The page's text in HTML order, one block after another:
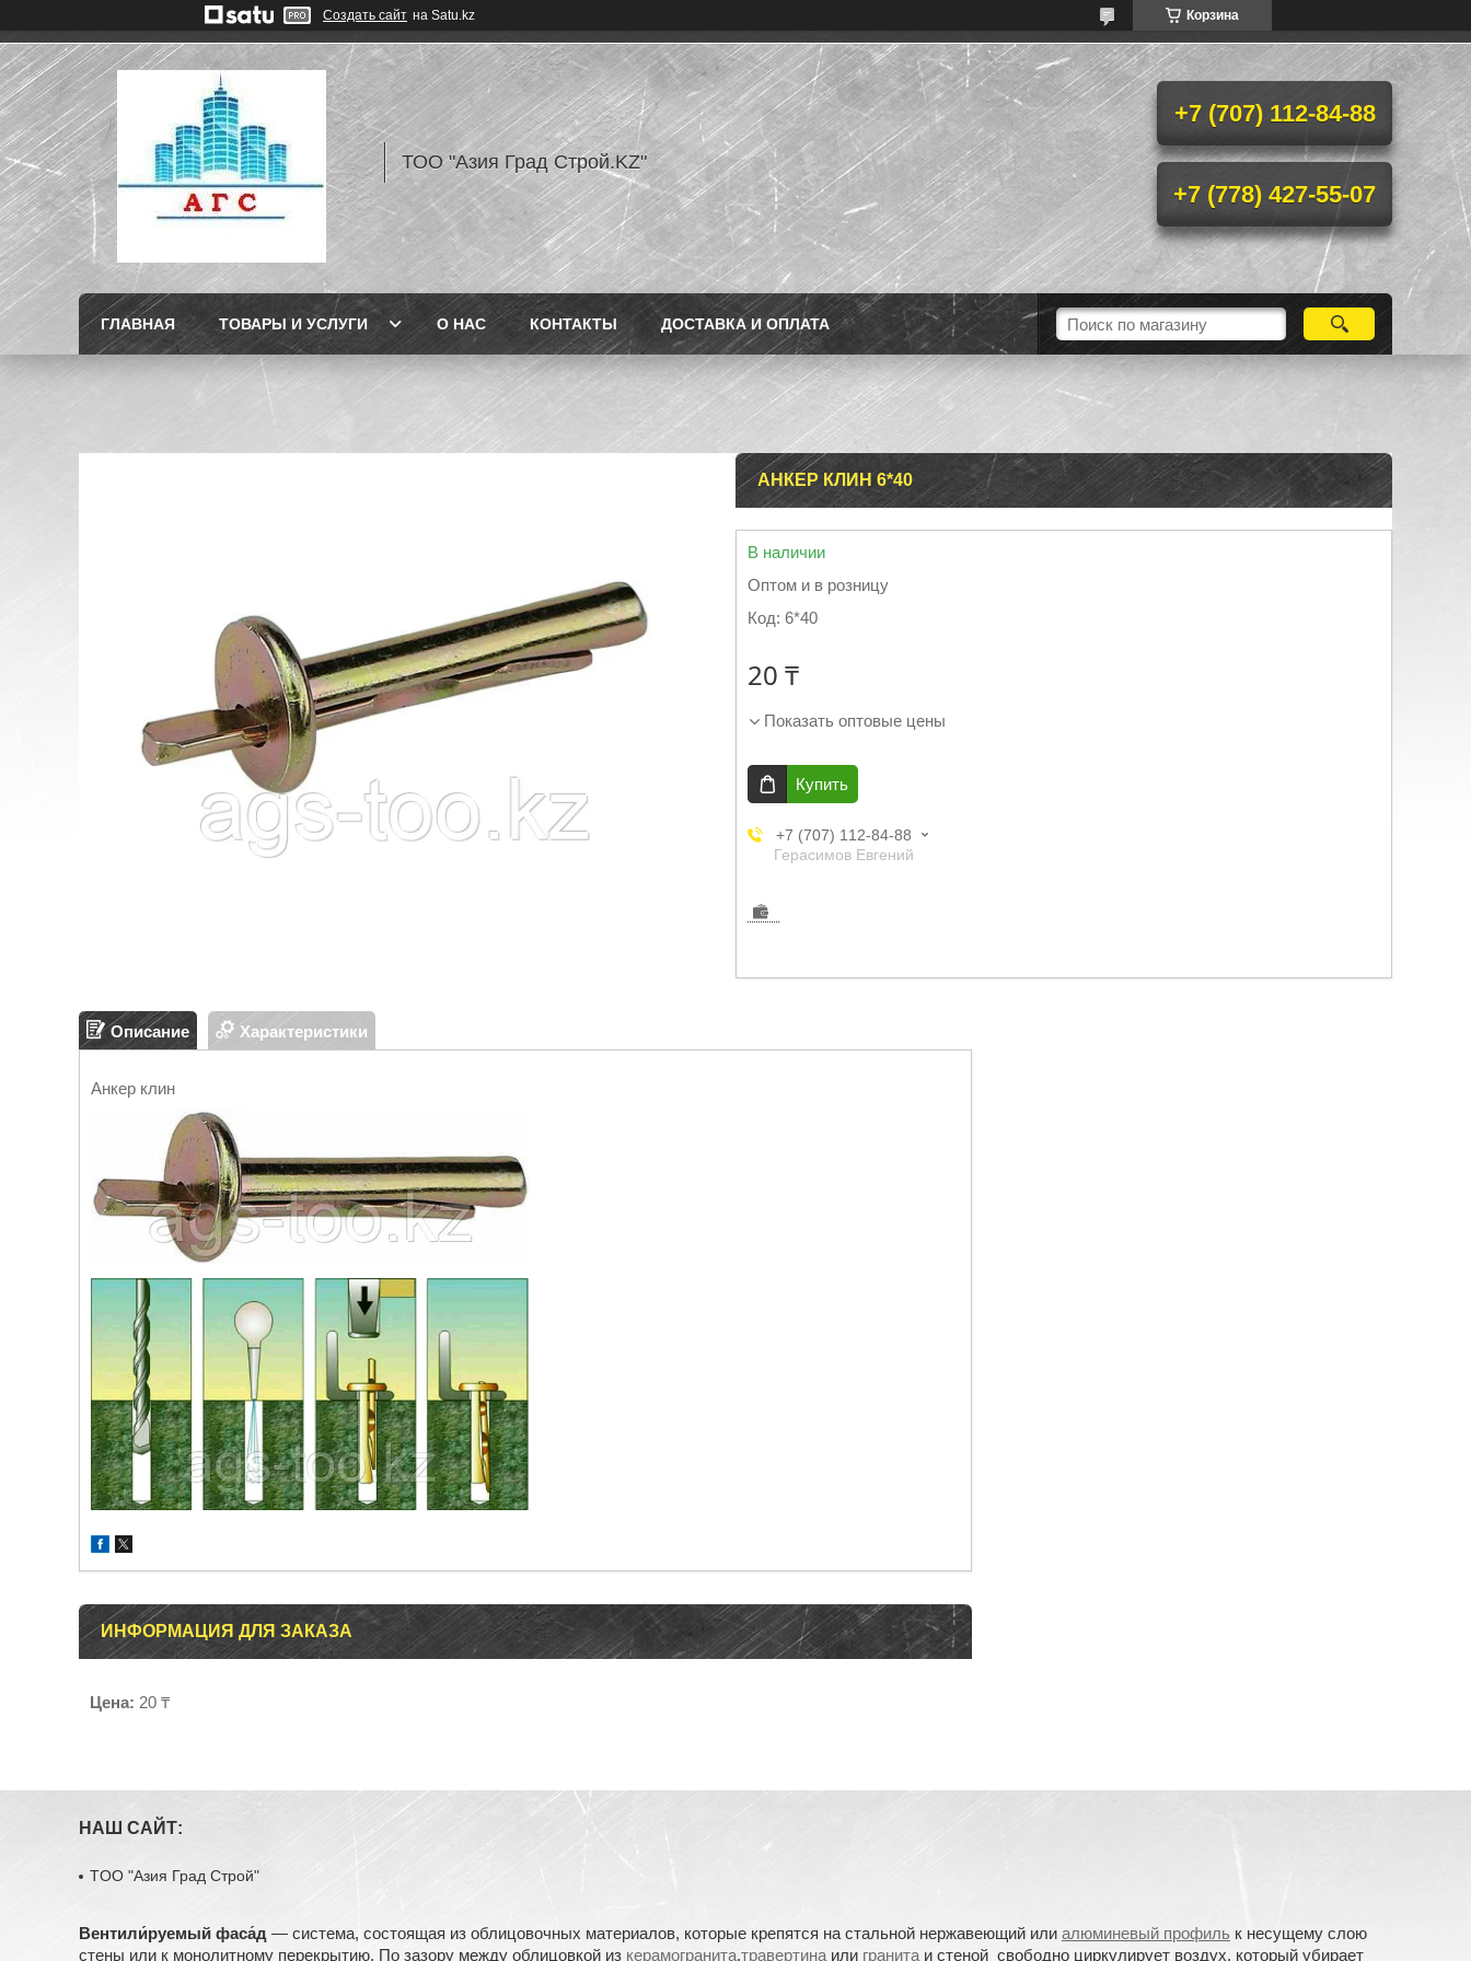
Создать сайт на Satu.kz Корзина
ТОО "Азия Град Строй.KZ"
+7 (707) 112-84-88
+7 (778) 427-55-07
ГЛАВНАЯ ТОВАРЫ И УСЛУГИ О НАС КОНТАКТЫ ДОСТАВКА И ОПЛАТА
АНКЕР КЛИН 6*40
В наличии
Оптом и в розницу
Код: 6*40
20 ₸
Показать оптовые цены
Купить
+7 (707) 112-84-88
Герасимов Евгений
Описание Характеристики
Анкер клин
ИНФОРМАЦИЯ ДЛЯ ЗАКАЗА
Цена: 20 ₸
НАШ САЙТ:
TOO "Азия Град Строй"
Вентили́руемый фаса́д — система, состоящая из облицовочных материалов, которые крепятся на стальной нержавеющий или алюминевый профиль к несущему слою
стены или к монолитному перекрытию. По зазору между облицовкой из керамогранита,травертина или гранита и стеной свободно циркулирует воздух, который убирает